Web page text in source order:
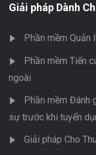
Giải pháp Dành
Phần mềm Quản
Phần mềm Tiến
ngoài
Phần mềm Đánh
sự trước khi tuyển
Giải pháp Cho